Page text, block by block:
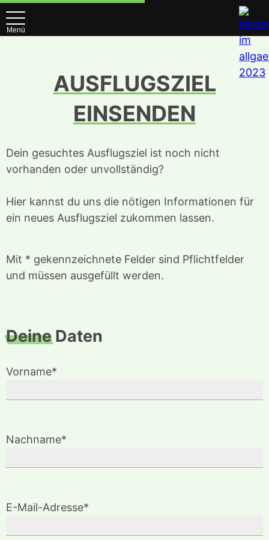
Menü
AUSFLUGSZIEL
EINSENDEN
Dein gesuchtes Ausflugsziel ist noch nicht
vorhanden oder unvollständig?
Hier kannst du uns die nötigen Informationen für
ein neues Ausflugsziel zukommen lassen.
Mit * gekennzeichnete Felder sind Pflichtfelder
und müssen ausgefüllt werden.
DeineDaten
Vorname*
Nachname*
E-Mail-Adresse*